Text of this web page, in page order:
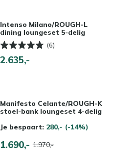
Intenso Milano/ROUGH-L
dining loungeset 5-delig
(6)
2.635,-
Manifesto Celante/ROUGH-K
stoel-bank loungeset 4-delig
Je bespaart: 280,- (-14%)
1.690,- 1.970,-